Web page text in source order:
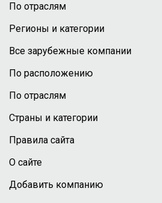
По отраслям
Регионы и категории
Все зарубежные компании
По расположению
По отраслям
Страны и категории
Правила сайта
О сайте
Добавить компанию